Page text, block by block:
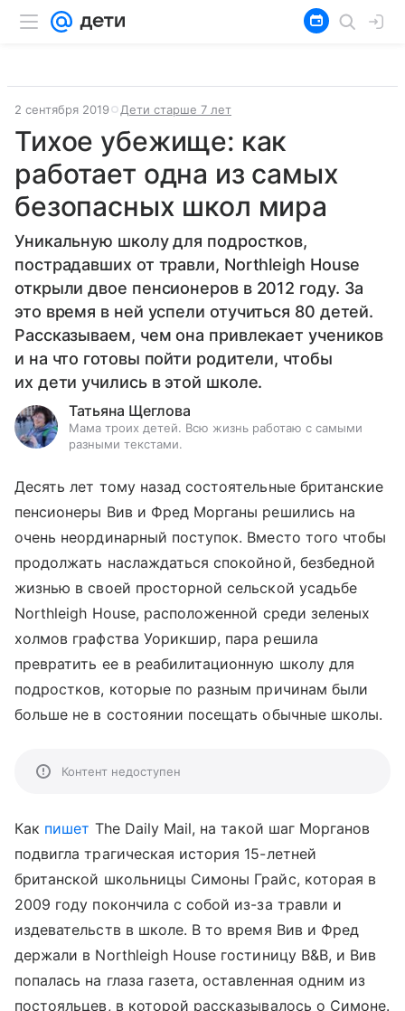
2 сентября 2019 Дети старше 7 лет
Тихое убежище: как
работает одна из самых
безопасных школ мира
Уникальную школу для подростков,
пострадавших от травли, Northleigh House
открыли двое пенсионеров в 2012 году. За
это время в ней успели отучиться 80 детей.
Рассказываем, чем она привлекает учеников
и на что готовы пойти родители, чтобы
их дети учились в этой школе.
Татьяна Щеглова
Мама троих детей. Всю жизнь работаю с самыми
разными текстами.
Десять лет тому назад состоятельные британские
пенсионеры Вив и Фред Морганы решились на
очень неординарный поступок. Вместо того чтобы
продолжать наслаждаться спокойной, безбедной
жизнью в своей просторной сельской усадьбе
Northleigh House, расположенной среди зеленых
холмов графства Уорикшир, пара решила
превратить ее в реабилитационную школу для
подростков, которые по разным причинам были
больше не в состоянии посещать обычные школы.
Контент недоступен
Как пишет The Daily Mail, на такой шаг Морганов
подвигла трагическая история 15-летней
британской школьницы Симоны Грайс, которая в
2009 году покончила с собой из-за травли и
издевательств в школе. В то время Вив и Фред
держали в Northleigh House гостиницу B&B, и Вив
попалась на глаза газета, оставленная одним из
постояльцев, в которой рассказывалось о Симоне.